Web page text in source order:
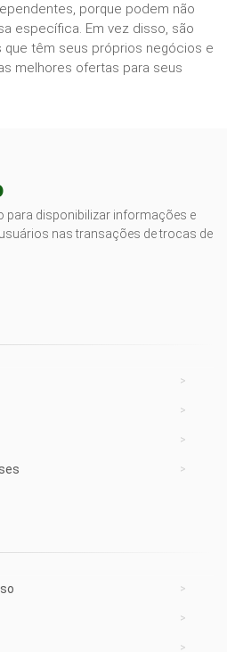
porque podem não
específica. Em vez disso, são
têm seus próprios negócios e
melhores ofertas para seus
para disponibilizar informações e
nas transações de trocas de